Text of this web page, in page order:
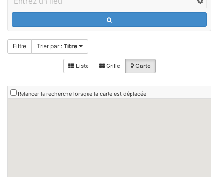
Filtre Trier par :Titre
Liste Grille Carte
Relancer la recherche lorsque la carte est déplacée